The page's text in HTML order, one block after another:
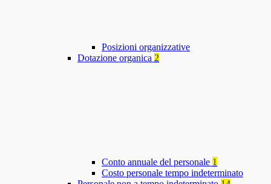
Posizioni organizzative
Dotazione organica 2
Conto annuale del personale 1
Costo personale tempo indeterminato